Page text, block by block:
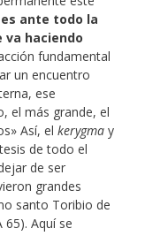
ante todo la
va haciendo
fundamental
un encuentro
ese
el más grande, el
Así, el kerygma y
de todo el
de ser
grandes
santo Toribio de
65). Aquí se